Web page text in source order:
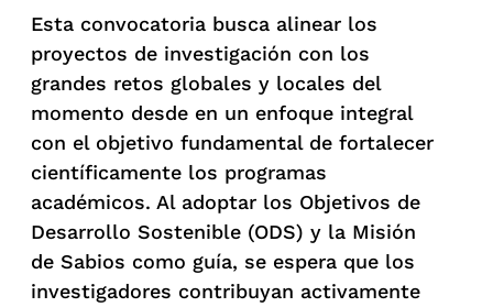
Esta convocatoria busca alinear los
proyectos de investigación con los
grandes retos globales y locales del
momento desde en un enfoque integral
con el objetivo fundamental de fortalecer
científicamente los programas
académicos. Al adoptar los Objetivos de
Desarrollo Sostenible (ODS) y la Misión
de Sabios como guía, se espera que los
investigadores contribuyan activamente